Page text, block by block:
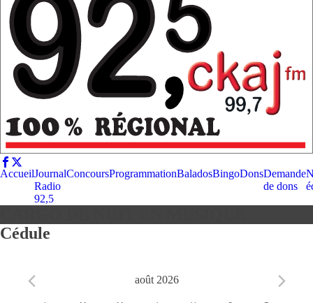
AccueilJournal
Radio
92,5
ConcoursProgrammationBaladosBingoDonsDemande
de dons
Cédule
août 2026